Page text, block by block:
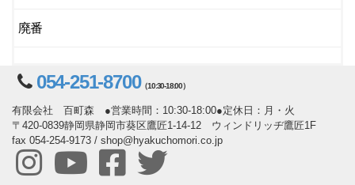
廃番
054-251-8700（10:30-18:00）
有限会社 百町森 ●営業時間：10:30-18:00●定休日：月・火
〒420-0839静岡県静岡市葵区鷹匠1-14-12 ウィンドリッヂ鷹匠1F
fax 054-254-9173 / shop@hyakuchomori.co.jp